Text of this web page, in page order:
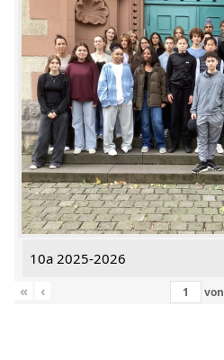
10a 2025-2026
«
‹ von